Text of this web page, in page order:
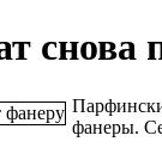
снова
фанеры.